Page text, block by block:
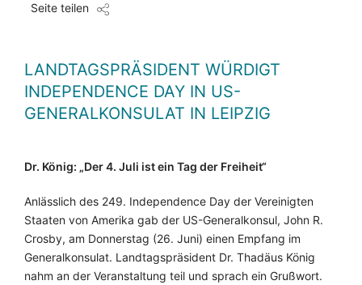
Seite teilen
LANDTAGSPRÄSIDENT WÜRDIGT
INDEPENDENCE DAY IN US-
GENERALKONSULAT IN LEIPZIG
Dr. König: „Der 4. Juli ist ein Tag der Freiheit“
Anlässlich des 249. Independence Day der Vereinigten
Staaten von Amerika gab der US-Generalkonsul, John R.
Crosby, am Donnerstag (26. Juni) einen Empfang im
Generalkonsulat. Landtagspräsident Dr. Thadäus König
nahm an der Veranstaltung teil und sprach ein Grußwort.